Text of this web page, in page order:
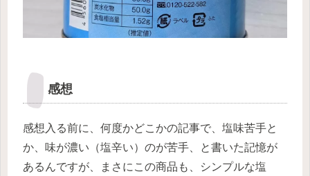
感想
感想入る前に、何度かどこかの記事で、塩味苦手と
か、味が濃い（塩辛い）のが苦手、と書いた記憶が
あるんですが、まさにこの商品も、シンプルな塩